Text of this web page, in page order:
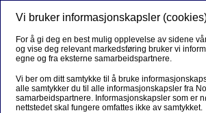
Vi bruker informasjonskapsler
For å gi deg en best mulig opplevelse av sidene
og vise deg relevant markedsføring bruker vi
egne og fra eksterne samarbeidspartnere.
Vi ber om ditt samtykke til å bruke
alle samtykker du til alle informasjonskapsler fra
samarbeidspartnere. Informasjonskapsler som er
nettstedet skal fungere omfattes ikke av samtykket.